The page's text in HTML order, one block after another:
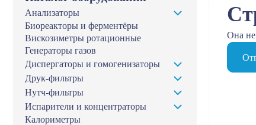
Анализаторы
Биореакторы и ферментёры
Вискозиметры ротационные
Генераторы газов
Диспергаторы и гомогенизаторы
Друк-фильтры
Нутч-фильтры
Испарители и концентраторы
Калориметры
Она не